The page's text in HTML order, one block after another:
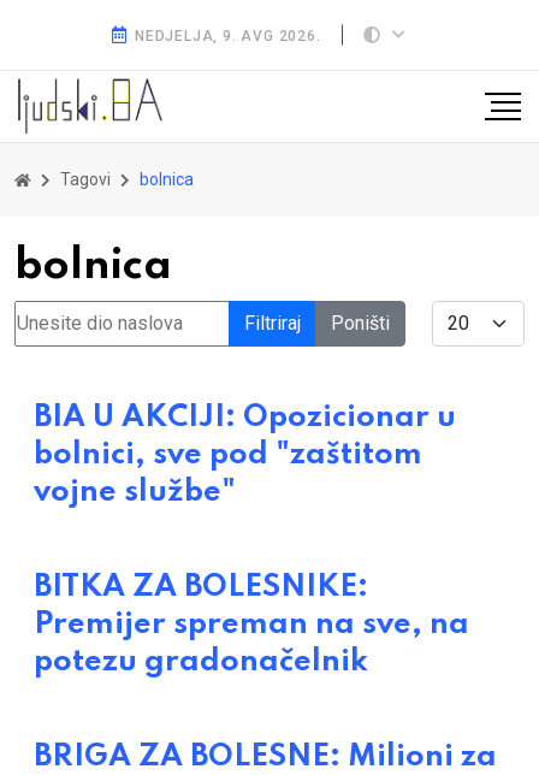
NEDJELJA, 9. AVG 2026.
Tagovi bolnica
bolnica
Unesite dio naslova Filtriraj Poništi Display #
BIA U AKCIJI: Opozicionar u
bolnici, sve pod "zaštitom
vojne službe"
BITKA ZA BOLESNIKE:
Premijer spreman na sve, na
potezu gradonačelnik
BRIGA ZA BOLESNE: Milioni za